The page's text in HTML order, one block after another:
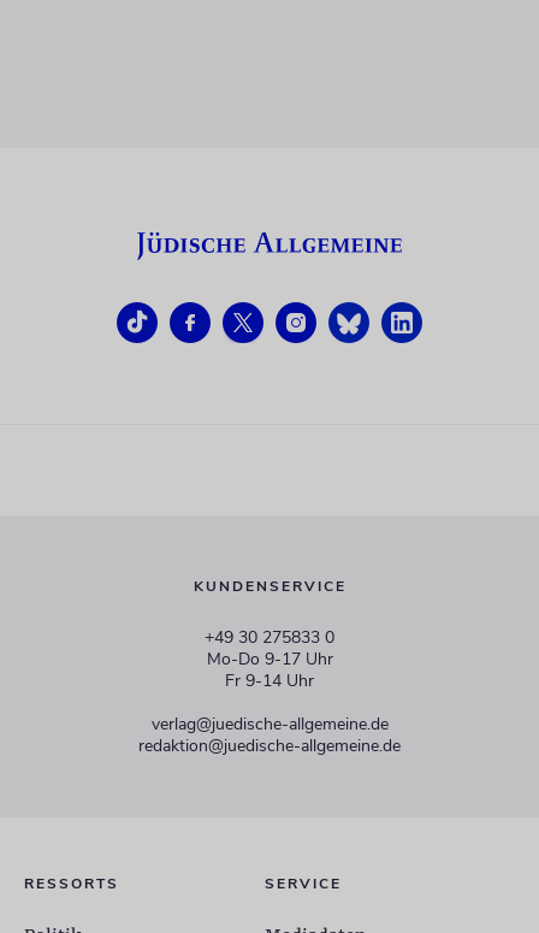
KUNDENSERVICE
+49 30 275833 0
Mo-Do 9-17 Uhr
Fr 9-14 Uhr
verlag@juedische-allgemeine.de
redaktion@juedische-allgemeine.de
RESSORTS SERVICE